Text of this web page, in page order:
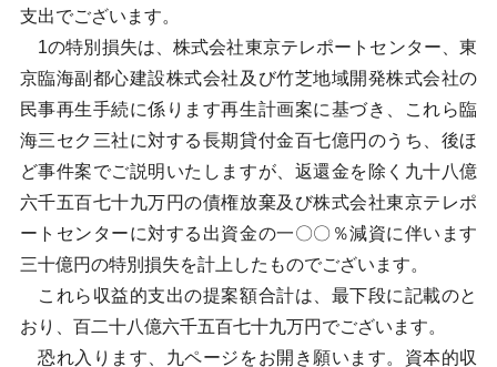
支出でございます。
1の特別損失は、株式会社東京テレポートセンター、東
京臨海副都心建設株式会社及び竹芝地域開発株式会社の
民事再生手続に係ります再生計画案に基づき、これら臨
海三セク三社に対する長期貸付金百七億円のうち、後ほ
ど事件案でご説明いたしますが、返還金を除く九十八億
六千五百七十九万円の債権放棄及び株式会社東京テレポ
ートセンターに対する出資金の一〇〇％減資に伴います
三十億円の特別損失を計上したものでございます。
これら収益的支出の提案額合計は、最下段に記載のと
おり、百二十八億六千五百七十九万円でございます。
恐れ入ります、九ページをお開き願います。資本的収